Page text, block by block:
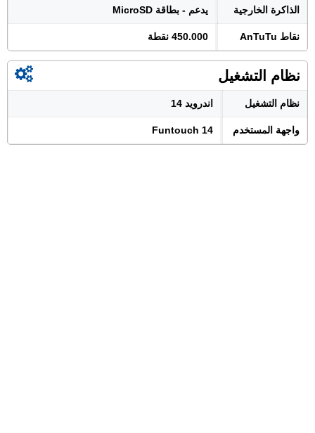
الذاكرة الخارجية يدعم - بطاقة MicroSD
نقاط AnTuTu 450.000 نقطة
نظام التشغيل
نظام التشغيل اندرويد 14
واجهة المستخدم Funtouch 14